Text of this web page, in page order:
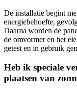
De installatie begint
energiebehoefte,
Daarna worden de
de omvormer en het
getest en in gebruik
Heb ik speciale
plaatsen van